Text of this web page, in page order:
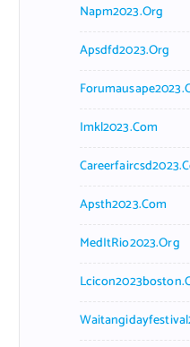
Napm2023.org
Apsdfd2023.org
Imkl2023.com
Apsth2023.com
MedItRio2023.org